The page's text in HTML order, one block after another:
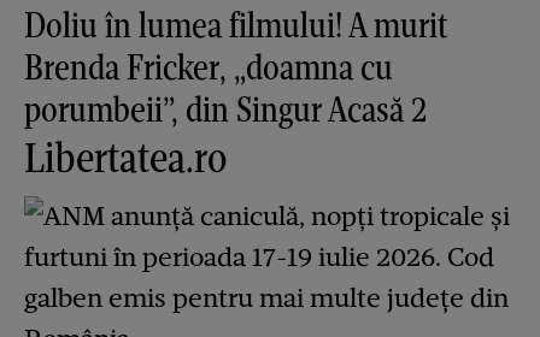
Doliu în lumea filmului! A murit
Brenda Fricker, „doamna cu
porumbeii”, din Singur Acasă 2
Libertatea.ro